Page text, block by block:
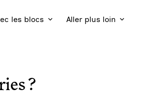
les blocs Aller plus loin
?